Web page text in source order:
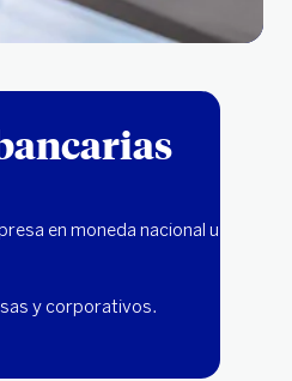
en moneda nacional u
y corporativos.